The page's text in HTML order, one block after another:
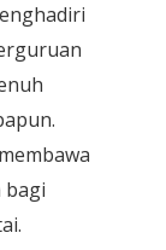
bagi